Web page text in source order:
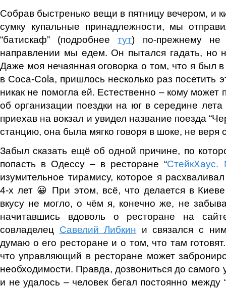
Собрав быстренько вещи в пятницу вечером, и
сумку купальные принадлежности, мы
“батискаф” (подробнеетут) по-прежнему
направлении мы едем. Он пытался гадать, но
Даже моя нечаянная оговорка о том, что я был
в Coca-Cola, пришлось несколько раз посетить
никак не помогла ей. Естественно – кому может
об организации поездки на юг в середине
приехав на вокзал и увидел название поезда
станцию, она была мягко говоря в шоке, не веря
Забыл сказать ещё об одной причине, по
попасть в Одессу – в ресторане “
изумительное тирамису, которое я
4-х лет 😀 При этом, всё, что делается в
вкусу не могло, о чём я, конечно же, не
начитавшись вдоволь о ресторане на
совладелец Савелий Либкин и связался с
думаю о его ресторане и о том, что там
что управляющий в ресторане может
необходимости. Правда, дозвониться до самого
и не удалось – человек бегал постоянно между